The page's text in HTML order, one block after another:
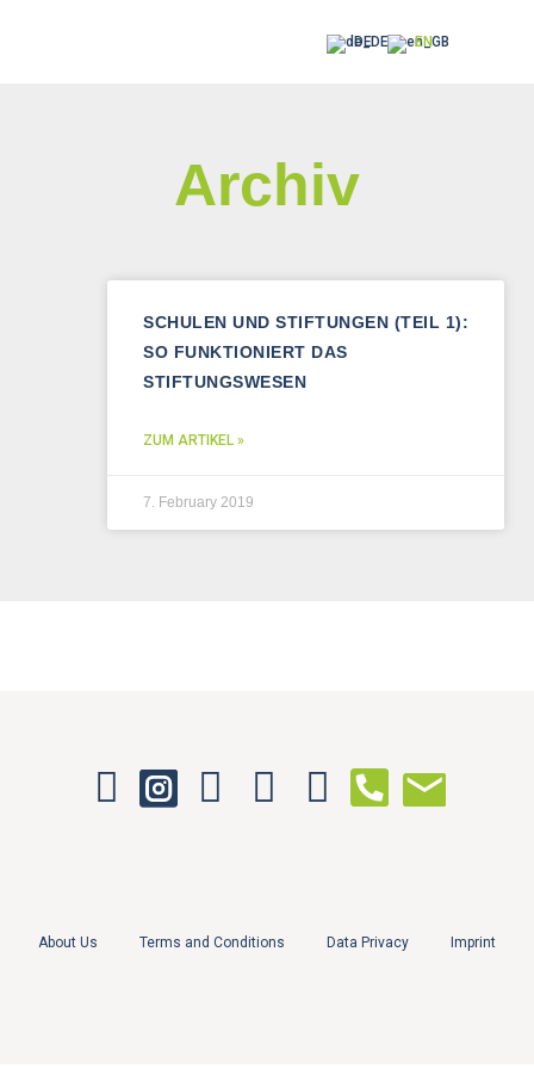
DE EN
Archiv
SCHULEN UND STIFTUNGEN (TEIL 1):
SO FUNKTIONIERT DAS
STIFTUNGSWESEN
ZUM ARTIKEL »
7. February 2019
About Us Terms and Conditions Data Privacy Imprint